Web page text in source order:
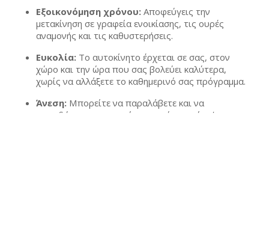
Εξοικονόμηση χρόνου: Αποφεύγεις την
μετακίνηση σε γραφεία ενοικίασης, τις ουρές
αναμονής και τις καθυστερήσεις.
Ευκολία: Το αυτοκίνητο έρχεται σε σας, στον
χώρο και την ώρα που σας βολεύει καλύτερα,
χωρίς να αλλάξετε το καθημερινό σας πρόγραμμα.
Άνεση: Μπορείτε να παραλάβετε και να
παραδώσετε το αυτοκίνητο από το σπίτι ή το